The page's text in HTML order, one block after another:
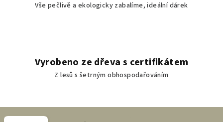
Vše pečlivě a ekologicky zabalíme, ideální dárek
Vyrobeno ze dřeva s certifikátem
Z lesů s šetrným obhospodařováním